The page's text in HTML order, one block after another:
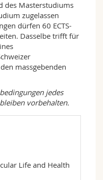
durchzuführen,
Darüber
praktische
Aktivitäten
Stundenbasis
Life and
den Bachelor of
der
steht Studierenden
einige
Studienplänen des
sind.
der
und
des Masterstudiums
zugelassen
dürfen 60 ECTS-
Dasselbe trifft für
massgebenden
jedes
vorbehalten.
Life and Health